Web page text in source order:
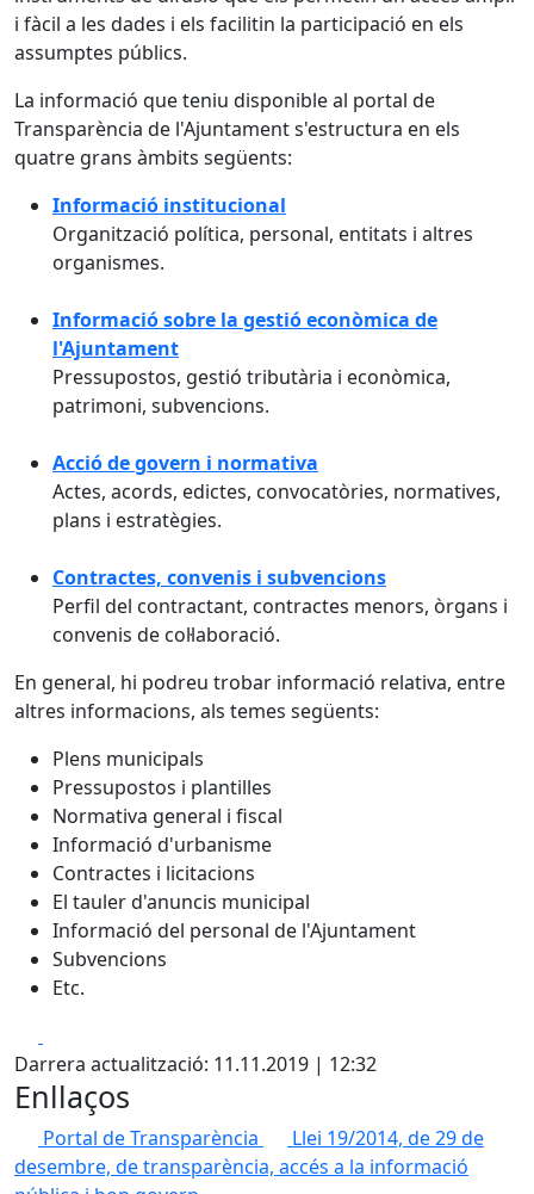
i fàcil a les dades i els facilitin la participació en els
assumptes públics.
La informació que teniu disponible al portal de
Transparència de l'Ajuntament s'estructura en els
quatre grans àmbits següents:
Informació institucional
Organització política, personal, entitats i altres
organismes.
Informació sobre la gestió econòmica de
l'Ajuntament
Pressupostos, gestió tributària i econòmica,
patrimoni, subvencions.
Acció de govern i normativa
Actes, acords, edictes, convocatòries, normatives,
plans i estratègies.
Contractes, convenis i subvencions
Perfil del contractant, contractes menors, òrgans i
convenis de col·laboració.
En general, hi podreu trobar informació relativa, entre
altres informacions, als temes següents:
Plens municipals
Pressupostos i plantilles
Normativa general i fiscal
Informació d'urbanisme
Contractes i licitacions
El tauler d'anuncis municipal
Informació del personal de l'Ajuntament
Subvencions
Etc.
Darrera actualització: 11.11.2019 | 12:32
Enllaços
Portal de Transparència
Llei 19/2014, de 29 de
desembre, de transparència, accés a la informació